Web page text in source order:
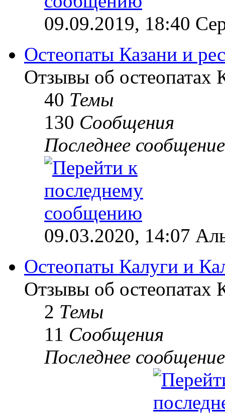
09.09.2019, 18:40
Остеопаты Казани и
Отзывы об остеопатах
40 Темы
130 Сообщения
Последнее сообщение
09.03.2020, 14:07
Остеопаты Калуги и
Отзывы об остеопатах
2 Темы
11 Сообщения
Последнее сообщение